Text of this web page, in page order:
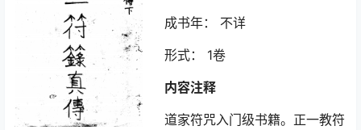
成书年： 不详
形式： 1卷
内容注释
道家符咒入门级书籍。正一教符